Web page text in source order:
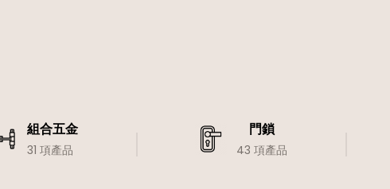
組合五金
31 項產品
門鎖
43 項產品